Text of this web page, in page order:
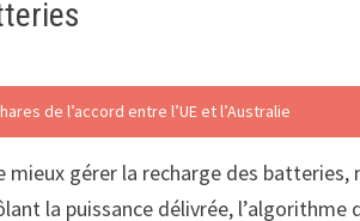
de l’accord entre l’UE et l’Australie
mieux gérer la recharge des
la puissance délivrée,